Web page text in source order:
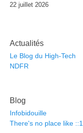
22 juillet 2026
Actualités
Le Blog du High-Tech
NDFR
Blog
Infobidouille
There's no place like ::1